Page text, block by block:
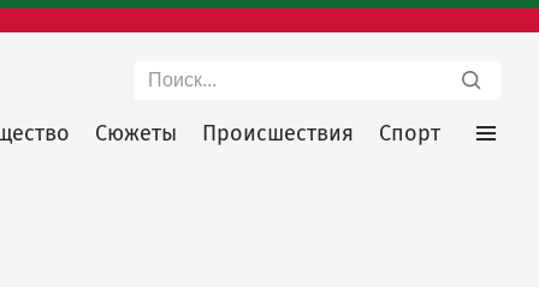
Поиск
Сюжеты Происшествия Спорт